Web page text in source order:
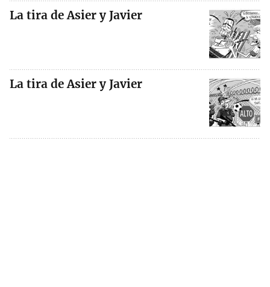
La tira de Asier y Javier
La tira de Asier y Javier